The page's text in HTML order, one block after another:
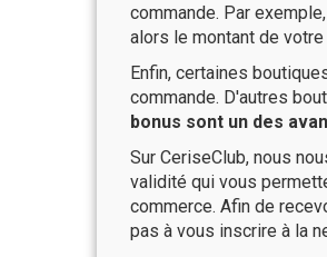
commande. Par
alors le montant de
Enfin, certaines
commande. D'autres
bonus sont un des
Sur CeriseClub, nous
validité qui vous
commerce. Afin de
pas à vous inscrire à la